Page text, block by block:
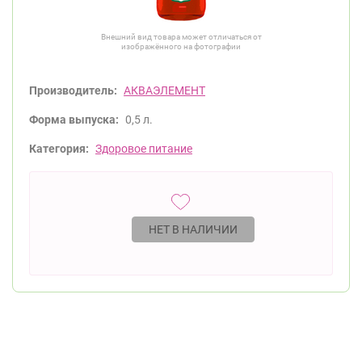
Внешний вид товара может отличаться от
изображённого на фотографии
Производитель: АКВАЭЛЕМЕНТ
Форма выпуска: 0,5 л.
Категория: Здоровое питание
НЕТ В НАЛИЧИИ